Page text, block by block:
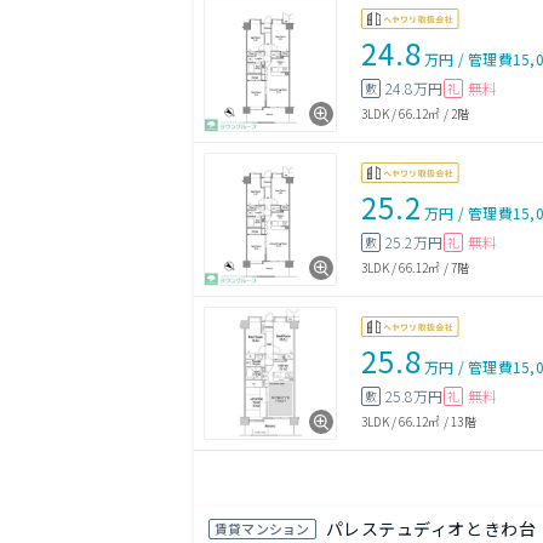
24.8万円 /管理費
敷 24.8万円 礼 無料
3LDK/66.12㎡ /2階
25.2 万円 /管理費
敷 25.2万円 礼 無料
3LDK/66.12㎡ /7階
25.8万円 /管理費
敷 25.8万円 礼 無料
3LDK/66.12㎡ /13階
賃貸マンション パレステュディオときわ台